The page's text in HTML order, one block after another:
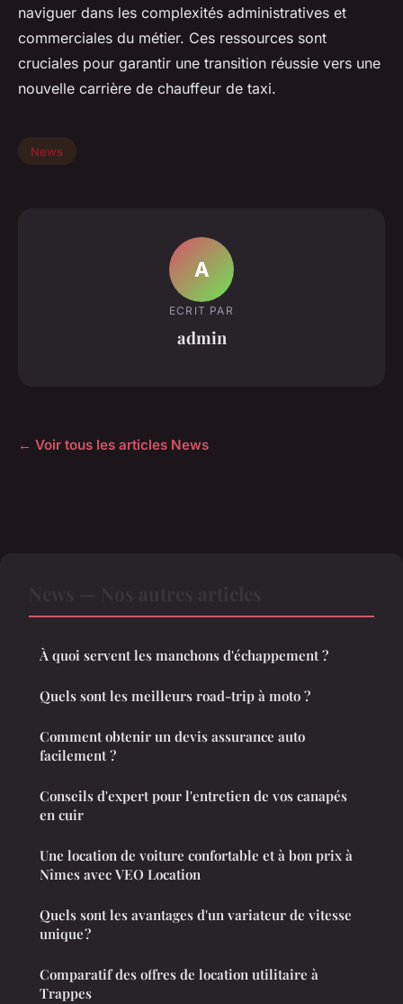
naviguer dans les complexités administratives et
commerciales du métier. Ces ressources sont
cruciales pour garantir une transition réussie vers une
nouvelle carrière de chauffeur de taxi.
News
A
ECRIT PAR
admin
← Voir tous les articles News
À quoi servent les manchons d'échappement ?
Quels sont les meilleurs road-trip à moto ?
Comment obtenir un devis assurance auto
facilement ?
Conseils d'expert pour l'entretien de vos canapés
en cuir
Une location de voiture confortable et à bon prix à
Nîmes avec VEO Location
Quels sont les avantages d'un variateur de vitesse
unique ?
Comparatif des offres de location utilitaire à
Trappes